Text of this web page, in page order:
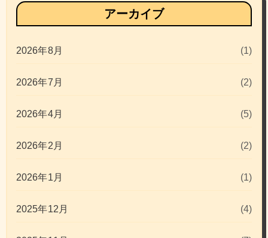
アーカイブ
2026年8月 (1)
2026年7月 (2)
2026年4月 (5)
2026年2月 (2)
2026年1月 (1)
2025年12月 (4)